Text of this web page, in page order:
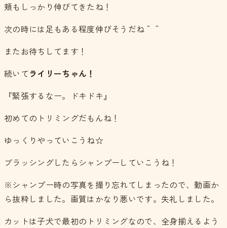
頬もしっかり伸びてきたね！
次の時には足もある程度伸びそうだね＾＾
またお待ちしてます！
続いてライリーちゃん！
『緊張するなー。ドキドキ』
初めてのトリミングだもんね！
ゆっくりやっていこうね☆
ブラッシングしたらシャンプーしていこうね！
※シャンプー時の写真を撮り忘れてしまったので、動画か
ら抜粋しました。画質はかなり悪いです。失礼しました。
カットは子犬で最初のトリミングなので、全身揃えるよう